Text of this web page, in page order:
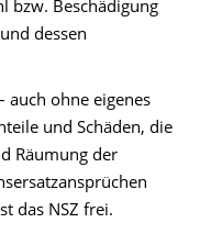
bzw. Beschädigung
dessen
auch ohne eigenes
und Schäden, die
Räumung der
das NSZ frei.